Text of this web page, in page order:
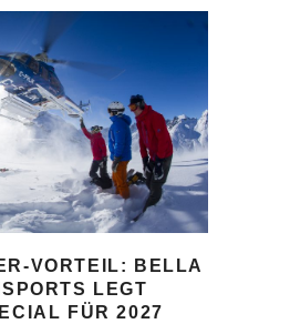
VORTEIL: BELLA
LEGT
FÜR 2027